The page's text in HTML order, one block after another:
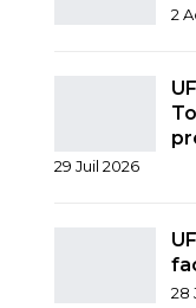
2
29 Juil 2026
28